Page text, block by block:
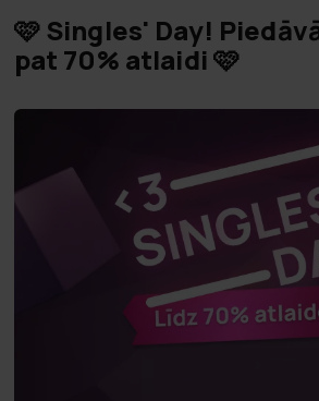
🩷 Singles' Day!
pat 70% atlaidi 🩷